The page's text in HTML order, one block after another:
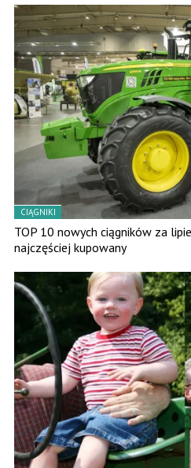
CIĄGNIKI
TOP 10 nowych ciągników za
najczęściej kupowany